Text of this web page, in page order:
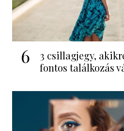
6
3 csillagjegy,
fontos találkozás